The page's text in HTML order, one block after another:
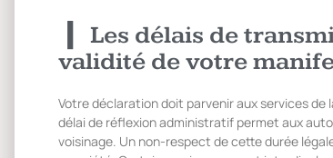
Les délais de
validité de votre
Votre déclaration doit parvenir aux services de
délai de réflexion administratif permet aux
voisinage. Un non-respect de cette durée